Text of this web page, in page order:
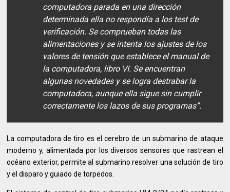
computadora parada en una dirección
determinada ella no respondía a los test de
verificación. Se comprueban todas las
alimentaciones y se intenta los ajustes de los
valores de tensión que establece el manual de
la computadora, libro VI. Se encuentran
algunas novedades y se logra destrabar la
computadora, aunque ella sigue sin cumplir
correctamente los lazos de sus programas”.
La computadora de tiro es el cerebro de un submarino de ataque
moderno y, alimentada por los diversos sensores que rastrean el
océano exterior, permite al submarino resolver una solución de tiro
y el disparo y guiado de torpedos.